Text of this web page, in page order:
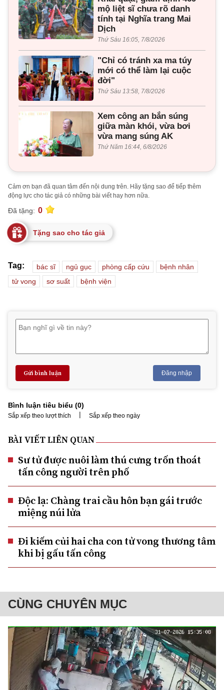
mộ liệt sĩ chưa rõ danh
tính tại Nghĩa trang Mai
Dịch
Thứ Sáu 16:05, 7/8/2026
"Chỉ có tránh xa ma túy
mới có thể làm lại cuộc
đời"
Thứ Sáu 13:58, 7/8/2026
Xem công an bắn súng
giữa màn khói, vừa bơi
vừa mang súng AK
Thứ Năm 16:44, 6/8/2026
Cảm ơn bạn đã quan tâm đến nội dung trên. Hãy tặng sao để tiếp thêm
động lực cho tác giả có những bài viết hay hơn nữa.
Đã tặng: 0
Tặng sao cho tác giả
Tag: bác sĩ ngủ gục phòng cấp cứu
bệnh nhân
tử vong
sơ suất bệnh viện
Gửi bình luận Đăng nhập
Bình luận tiêu biểu (0)
Sắp xếp theo lượt thích | Sắp xếp theo ngày
BÀI VIẾT LIÊN QUAN
Sư tử được nuôi làm thú cưng trốn thoát
tấn công người trên phố
Độc lạ: Chàng trai cầu hôn bạn gái trước
miệng núi lửa
Đi kiếm củi hai cha con tử vong thương tâm
khi bị gấu tấn công
CÙNG CHUYÊN MỤC